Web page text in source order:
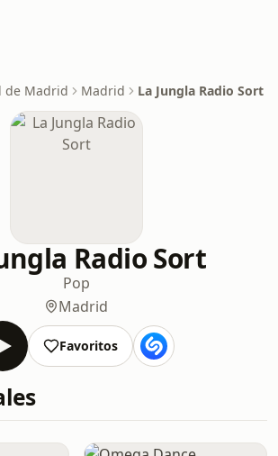
de Madrid Madrid La Jungla Radio Sort
Radio Sort
Pop
Madrid
Favoritos